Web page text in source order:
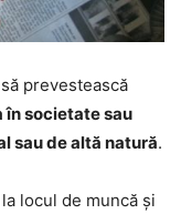
prevestească
în societate sau
sau de altă natură.
locul de muncă și